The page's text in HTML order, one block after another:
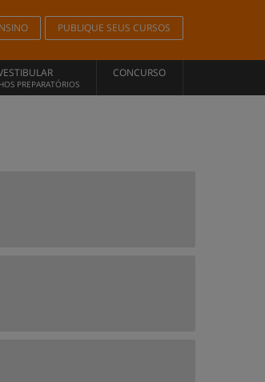
PUBLIQUE SEUS CURSOS
PREPARATÓRIOS
CONCURSO